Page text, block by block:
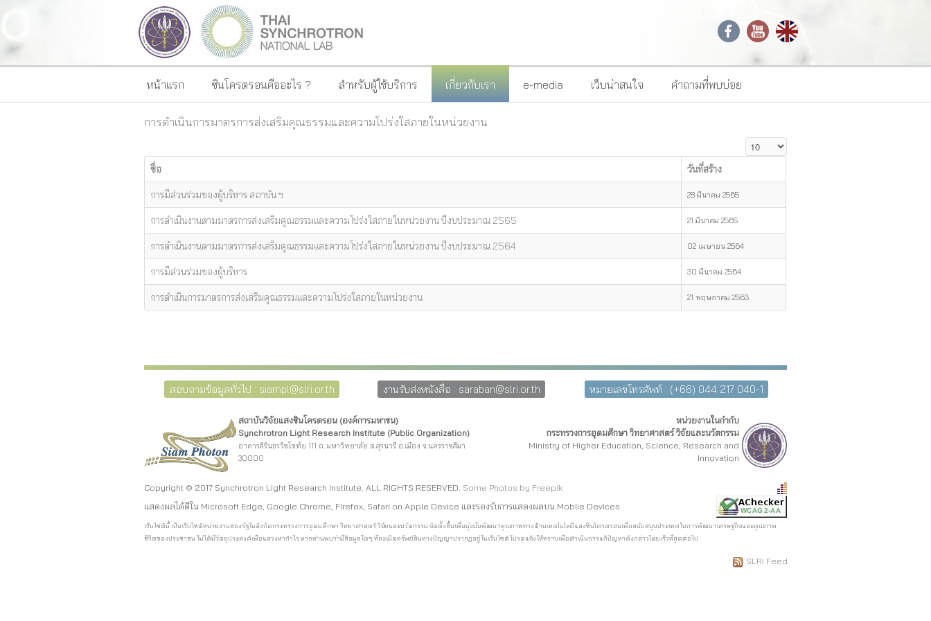
หน้าแรก ซินโครตรอนคืออะไร ? สำหรับผู้ใช้บริการ เกี่ยวกับเรา e-media เว็บน่าสนใจ คำถามที่พบบ่อย
การดำเนินการมาตรการส่งเสริมคุณธรรมและความโปร่งใสภายในหน่วยงาน
แสดง #
ชื่อ วันที่สร้าง
การมีส่วนร่วมของผู้บริหาร สถาบัน ฯ 28 มีนาคม 2565
การดำเนินงานตามมาตรการส่งเสริมคุณธรรมและความโปร่งใสภายในหน่วยงาน ปีงบประมาณ 2565 21 มีนาคม 2565
การดำเนินงานตามมาตรการส่งเสริมคุณธรรมและความโปร่งใสภายในหน่วยงาน ปีงบประมาณ 2564 02 เมษายน 2564
การมีส่วนร่วมของผู้บริหาร 30 มีนาคม 2564
การดำเนินการมาตรการส่งเสริมคุณธรรมและความโปร่งใสภายในหน่วยงาน 21 พฤษภาคม 2563
สอบถามข้อมูลทั่วไป : siampl@slri.or.th งานรับส่งหนังสือ : saraban@slri.or.th หมายเลขโทรศัพท์ : (+66) 044 217 040-1
สถาบันวิจัยแสงซินโครตรอน (องค์การมหาชน)
Synchrotron Light Research Institute (Public Organization)
อาคารสิรินธรวิชโชทัย 111 ถ. มหาวิทยาลัย ต.สุรนารี อ.เมือง จ.นครราชสีมา
30000
หน่วยงานในกำกับ
กระทรวงการอุดมศึกษา วิทยาศาสตร์ วิจัยและนวัตกรรม
Ministry of Higher Education, Science, Research and
Innovation
Copyright © 2017 Synchrotron Light Research Institute. ALL RIGHTS RESERVED. Some Photos by Freepik
แสดงผลได้ดีใน Microsoft Edge, Google Chrome, Firefox, Safari on Apple Device และรองรับการแสดงผลบน Moblie Devices
เว็บไซต์นี้ เป็นเว็บไซต์หน่วยงานของรัฐในสังกัดกระทรวงการอุดมศึกษา วิทยาศาสตร์ วิจัยและนวัตกรรม จัดตั้งขึ้นเพื่อมุ่งมั่นพัฒนาคุณภาพทางด้านเทคโนโลยีแสงซินโครตรอนเพื่อสนับสนุนประเทศในการพัฒนาเศรษฐกิจและคุณภาพ
ชีวิตของประชาชน ไม่ได้มีวัตถุประสงค์เพื่อแสวงหากำไร หากท่านพบว่ามีข้อมูลใดๆ ที่ละเมิดทรัพย์สินทางปัญญาปรากฏอยู่ในเว็บไซต์ โปรดแจ้งให้ทราบเพื่อดำเนินการแก้ปัญหาดังกล่าวโดยเร็วที่สุดต่อไป
SLRI Feed